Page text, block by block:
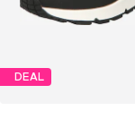
DEAL